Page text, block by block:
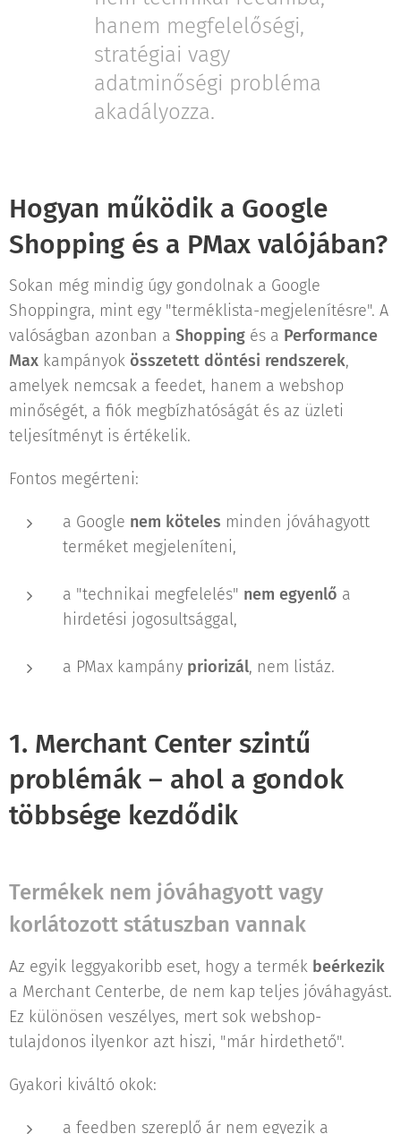
hanem megfelelőségi,
stratégiai vagy
adatminőségi probléma
akadályozza.
Hogyan működik a Google
Shopping és a PMax valójában?
Sokan még mindig úgy gondolnak a Google
Shoppingra, mint egy "terméklista-megjelenítésre". A
valóságban azonban a Shopping és a Performance
Max kampányok összetett döntési rendszerek,
amelyek nemcsak a feedet, hanem a webshop
minőségét, a fiók megbízhatóságát és az üzleti
teljesítményt is értékelik.
Fontos megérteni:
a Google nem köteles minden jóváhagyott
terméket megjeleníteni,
a "technikai megfelelés" nem egyenlő a
hirdetési jogosultsággal,
a PMax kampány priorizál, nem listáz.
1. Merchant Center szintű
problémák – ahol a gondok
többsége kezdődik
Termékek nem jóváhagyott vagy
korlátozott státuszban vannak
Az egyik leggyakoribb eset, hogy a termék beérkezik
a Merchant Centerbe, de nem kap teljes jóváhagyást.
Ez különösen veszélyes, mert sok webshop-
tulajdonos ilyenkor azt hiszi, "már hirdethető".
Gyakori kiváltó okok:
a feedben szereplő ár nem egyezik a